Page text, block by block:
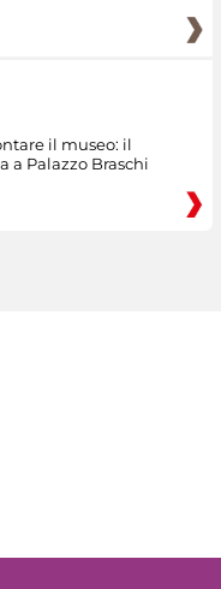
il museo: il
a Palazzo Braschi